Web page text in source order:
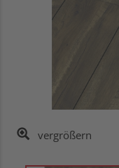
vergrößern